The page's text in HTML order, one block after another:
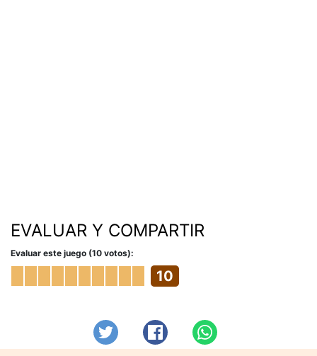
EVALUAR Y COMPARTIR
Evaluar este juego (10 votos):
10